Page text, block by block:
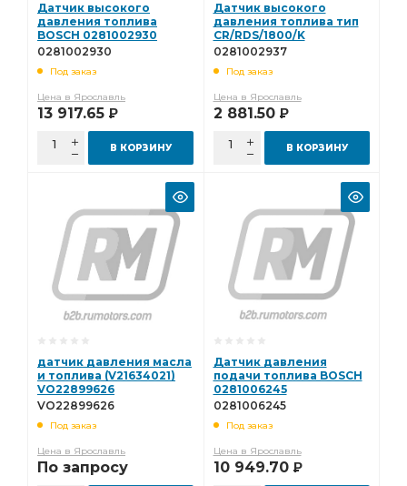
Датчик высокого
давления топлива
BOSCH 0281002930
0281002930
Под заказ
Цена в Ярославль
13 917.65 Р
В КОРЗИНУ
Датчик высокого
давления топлива тип
CR/RDS/1800/K
0281002937
0281002937
Под заказ
Цена в Ярославль
2 881.50 Р
В КОРЗИНУ
датчик давления масла
и топлива (V21634021)
VO22899626
VO22899626
Под заказ
Цена в Ярославль
По запросу
Датчик давления
подачи топлива BOSCH
0281006245
0281006245
Под заказ
Цена в Ярославль
10 949.70 Р